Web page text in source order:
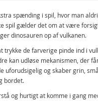
spænding i spil, hvor man
spil gælder det om at være
dinosauren op af vulkanen.
trykke de farverige pinde ind i
kan udløse mekanismen, der
uforudsigelig og skaber grin,
bordet.
og hurtigt at komme i gang